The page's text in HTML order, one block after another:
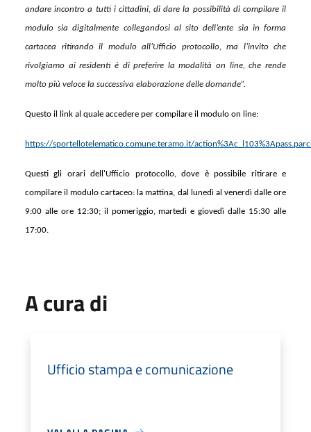
andare incontro a tutti i cittadini, di dare la possibilità di compilare il
modulo sia digitalmente collegandosi al sito dell’ente sia in forma
cartacea ritirando il modulo all’Ufficio protocollo, ma l’invito che
rivolgiamo ai residenti è di preferire la modalità on line, che rende
molto più veloce la successiva elaborazione delle domande”.
Questo il link al quale accedere per compilare il modulo on line:
https://sportellotelematico.comune.teramo.it/
Questi gli orari dell'Ufficio protocollo, dove è possibile ritirare e
compilare il modulo cartaceo: la mattina, dal lunedì al venerdì dalle ore
9:00 alle ore 12:30; il pomeriggio, martedì e giovedì dalle 15:30 alle
17:00.
A cura di
Ufficio stampa e comunicazione